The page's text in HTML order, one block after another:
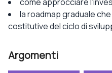
la roadmap graduale
costitutive del ciclo di
Argomenti